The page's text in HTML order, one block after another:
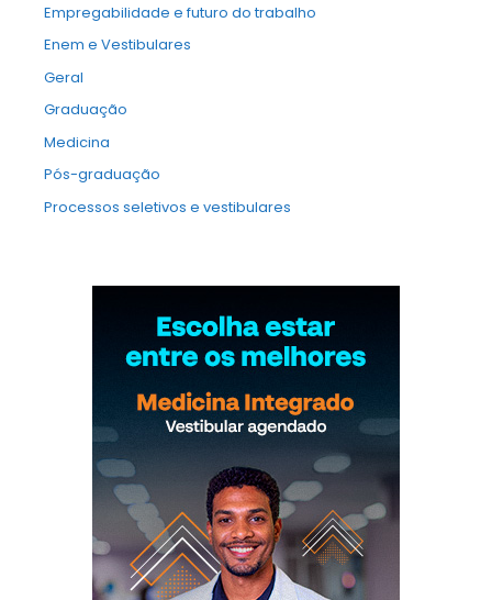
Empregabilidade e futuro do trabalho
Enem e Vestibulares
Geral
Graduação
Medicina
Pós-graduação
Processos seletivos e vestibulares